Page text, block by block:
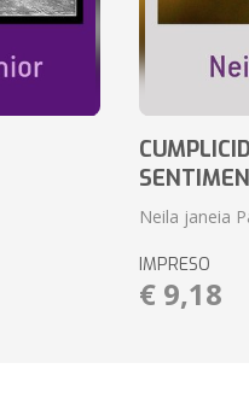
Neila janeia
IMPRESO
€ 9,18